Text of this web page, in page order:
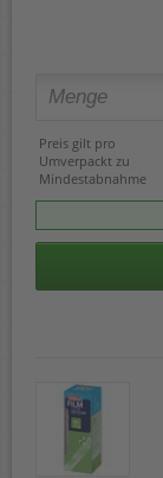
Preis gilt pro
Umverpackt zu
Mindestabnahme